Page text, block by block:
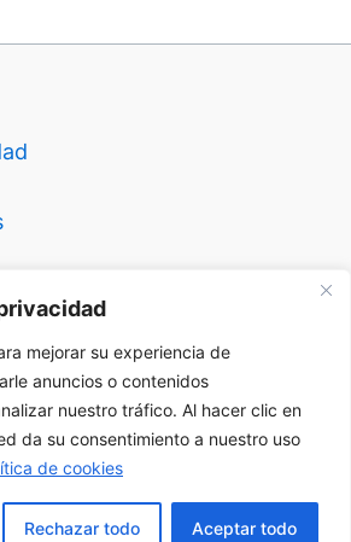
mejorar su experiencia de
anuncios o contenidos
nuestro tráfico. Al hacer clic en
da su consentimiento a nuestro uso
de cookies
Rechazar todo Aceptar todo
desbloqueado | Copyright © 2026
Atlas Insolitus